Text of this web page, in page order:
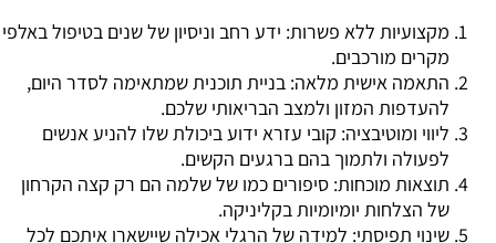
מקצועיות ללא פשרות: ידע רחב וניסיון של שנים בטיפול באלפי
מקרים מורכבים.
התאמה אישית מלאה: בניית תוכנית שמתאימה לסדר היום,
להעדפות המזון ולמצב הבריאותי שלכם.
ליווי ומוטיבציה: קובי עזרא ידוע ביכולת שלו להניע אנשים
לפעולה ולתמוך בהם ברגעים הקשים.
תוצאות מוכחות: סיפורים כמו של שלמה הם רק קצה הקרחון
של הצלחות יומיומיות בקליניקה.
שינוי תפיסתי: למידה של הרגלי אכילה שיישארו איתכם לכל